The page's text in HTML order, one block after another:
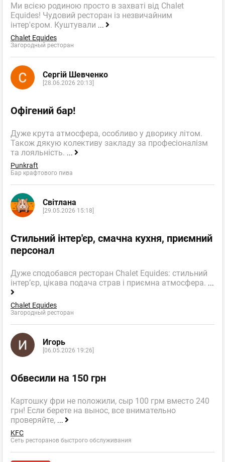
Ми всією родиною просто в захваті від Chalet
Equides! Чудовий ресторан із незвичайним
інтер'єром. Куштували ...
Chalet Equides
Загородный ресторан
Сергій Шевченко
[28.06.2026 20:13]
Офігений бар!
Дуже крута атмосфера, особливо у дворику літом.
Також дякую колективу закладу за професіоналізм
та лояльність. ...
Punkraft
Бар крафтового пива
Світлана
[29.05.2026 15:18]
Стильний інтер'єр, смачна кухня, приємний
персонал
Дуже сподобався ресторан Chalet Equides: стильний
інтер’єр, цікава подача страв і приємна атмосфера. ...
Chalet Equides
Загородный ресторан
Игорь
[06.05.2026 19:26]
Обвесили на 150 грн
Картошку фри не положили, сыр 100 грм вместо 240
грн! Если берете на вынос, все внимательно
проверяйте, ...
KFC
Сеть ресторанов быстрого обслуживания